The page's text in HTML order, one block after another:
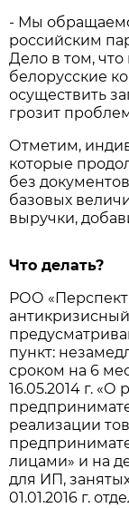
- Мы
российским
Дело в том,
белорусские
осуществить
грозит
Отметим,
которые
без
базовых
выручки,
Что делать?
РОО
пункт:
сроком на 6
16.05.2014 г.
реализации
лицами» и на
для ИП,
01.01.2016 г.